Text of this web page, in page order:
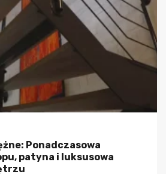
Ponadczasowa
patyna i luksusowa